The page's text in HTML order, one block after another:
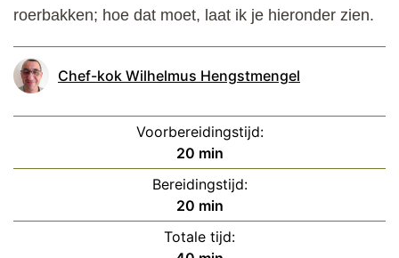
roerbakken; hoe dat moet, laat ik je hieronder zien.
Chef-kok Wilhelmus Hengstmengel
Voorbereidingstijd:
20minuten
min
Bereidingstijd:
20minuten
min
Totale tijd: